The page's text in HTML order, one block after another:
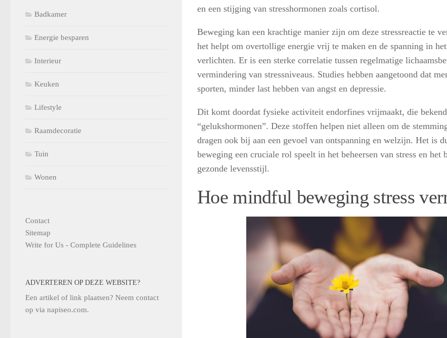
en een stijging van stresshormonen zoals cortisol.
Beweging kan een krachtige manier zijn om deze stressreactie te
het helpt om overtollige energie vrij te maken en de spanning in
verlichten. Er is een sterke correlatie tussen regelmatige
vermindering van stressniveaus. Studies hebben aangetoond dat
sporten, minder last hebben van angst en depressie.
Dit komt doordat fysieke activiteit endorfines vrijmaakt, die bekend
“gelukshormonen”. Deze stoffen helpen niet alleen om de
dragen ook bij aan een gevoel van ontspanning en welzijn. Het is
beweging een cruciale rol speelt in het beheersen van stress en het
gezonde levensstijl.
Hoe mindful beweging stress
Badkamer
Energie besparen
Interieur
Keuken
Lifestyle
Raamdecoratie
Tuin
Wonen
Contact
Sitemap
Write for Us - Complete Guidelines
ADVERTEREN OP DEZE WEBSITE?
Een artikel of link plaatsen? Neem contact
op via napiseo.com.